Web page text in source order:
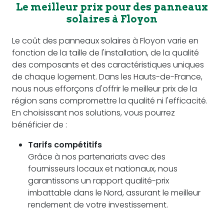
Le meilleur prix pour des panneaux
solaires à Floyon
Le coût des panneaux solaires à Floyon varie en
fonction de la taille de l'installation, de la qualité
des composants et des caractéristiques uniques
de chaque logement. Dans les Hauts-de-France,
nous nous efforçons d'offrir le meilleur prix de la
région sans compromettre la qualité ni l'efficacité.
En choisissant nos solutions, vous pourrez
bénéficier de :
Tarifs compétitifs
Grâce à nos partenariats avec des
fournisseurs locaux et nationaux, nous
garantissons un rapport qualité-prix
imbattable dans le Nord, assurant le meilleur
rendement de votre investissement.